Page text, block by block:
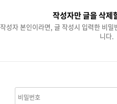
작성자만 글을 삭제
작성자 본인이라면, 글 작성시 입력한 비
니다.